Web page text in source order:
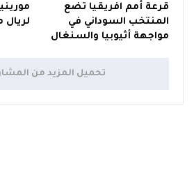
قرعة أمم افريقيا تضع
المنتخب السوداني في
مواجهة أثيوبيا والسنغال
لريال
تحميل المزيد من